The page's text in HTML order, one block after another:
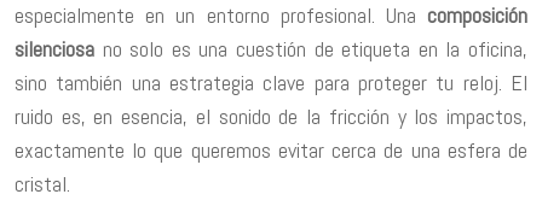
especialmente en un entorno profesional. Una composición
silenciosa no solo es una cuestión de etiqueta en la oficina,
sino también una estrategia clave para proteger tu reloj. El
ruido es, en esencia, el sonido de la fricción y los impactos,
exactamente lo que queremos evitar cerca de una esfera de
cristal.